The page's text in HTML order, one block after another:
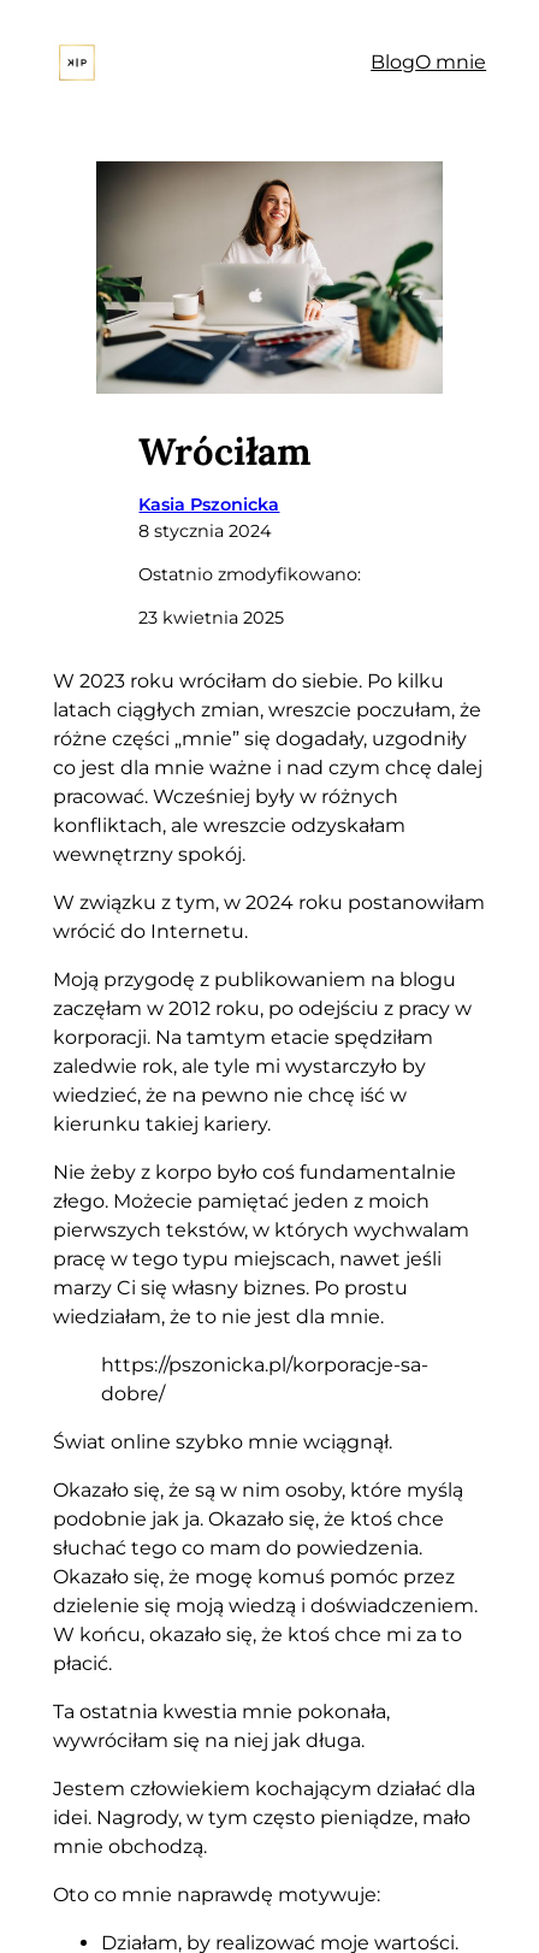
treści
BlogO mnie
Wróciłam
Kasia Pszonicka
8 stycznia 2024
Ostatnio zmodyfikowano:
23 kwietnia 2025
W 2023 roku wróciłam do siebie. Po kilku
latach ciągłych zmian, wreszcie poczułam, że
różne części „mnie” się dogadały, uzgodniły
co jest dla mnie ważne i nad czym chcę dalej
pracować. Wcześniej były w różnych
konfliktach, ale wreszcie odzyskałam
wewnętrzny spokój.
W związku z tym, w 2024 roku postanowiłam
wrócić do Internetu.
Moją przygodę z publikowaniem na blogu
zaczęłam w 2012 roku, po odejściu z pracy w
korporacji. Na tamtym etacie spędziłam
zaledwie rok, ale tyle mi wystarczyło by
wiedzieć, że na pewno nie chcę iść w
kierunku takiej kariery.
Nie żeby z korpo było coś fundamentalnie
złego. Możecie pamiętać jeden z moich
pierwszych tekstów, w których wychwalam
pracę w tego typu miejscach, nawet jeśli
marzy Ci się własny biznes. Po prostu
wiedziałam, że to nie jest dla mnie.
https://pszonicka.pl/korporacje-sa-
dobre/
Świat online szybko mnie wciągnął.
Okazało się, że są w nim osoby, które myślą
podobnie jak ja. Okazało się, że ktoś chce
słuchać tego co mam do powiedzenia.
Okazało się, że mogę komuś pomóc przez
dzielenie się moją wiedzą i doświadczeniem.
W końcu, okazało się, że ktoś chce mi za to
płacić.
Ta ostatnia kwestia mnie pokonała,
wywróciłam się na niej jak długa.
Jestem człowiekiem kochającym działać dla
idei. Nagrody, w tym często pieniądze, mało
mnie obchodzą.
Oto co mnie naprawdę motywuje:
Działam, by realizować moje wartości.